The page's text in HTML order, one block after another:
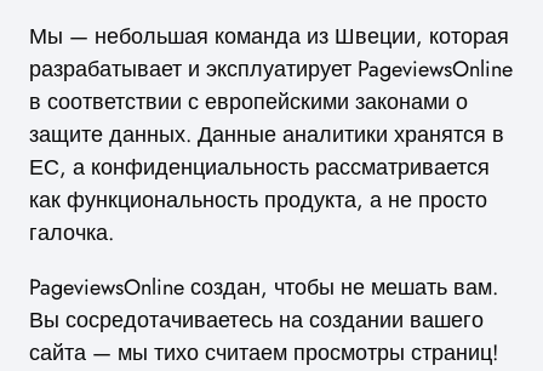
Мы — небольшая команда из Швеции, которая
разрабатывает и эксплуатирует PageviewsOnline
в соответствии с европейскими законами о
защите данных. Данные аналитики хранятся в
ЕС, а конфиденциальность рассматривается
как функциональность продукта, а не просто
галочка.
PageviewsOnline создан, чтобы не мешать вам.
Вы сосредотачиваетесь на создании вашего
сайта — мы тихо считаем просмотры страниц!